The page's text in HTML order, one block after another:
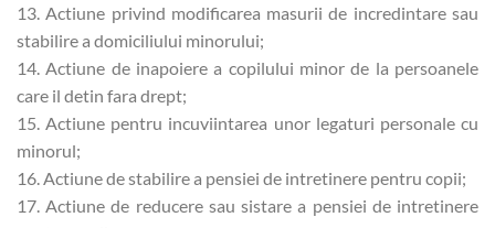
13. Actiune privind modificarea masurii de incredintare sau
stabilire a domiciliului minorului;
14. Actiune de inapoiere a copilului minor de la persoanele
care il detin fara drept;
15. Actiune pentru incuviintarea unor legaturi personale cu
minorul;
16. Actiune de stabilire a pensiei de intretinere pentru copii;
17. Actiune de reducere sau sistare a pensiei de intretinere